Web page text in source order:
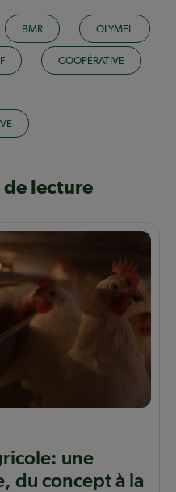
BMR OLYMEL
COOPÉRATIVE
lecture
une
du concept à la